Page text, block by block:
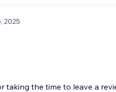
2025
taking the time to leave a